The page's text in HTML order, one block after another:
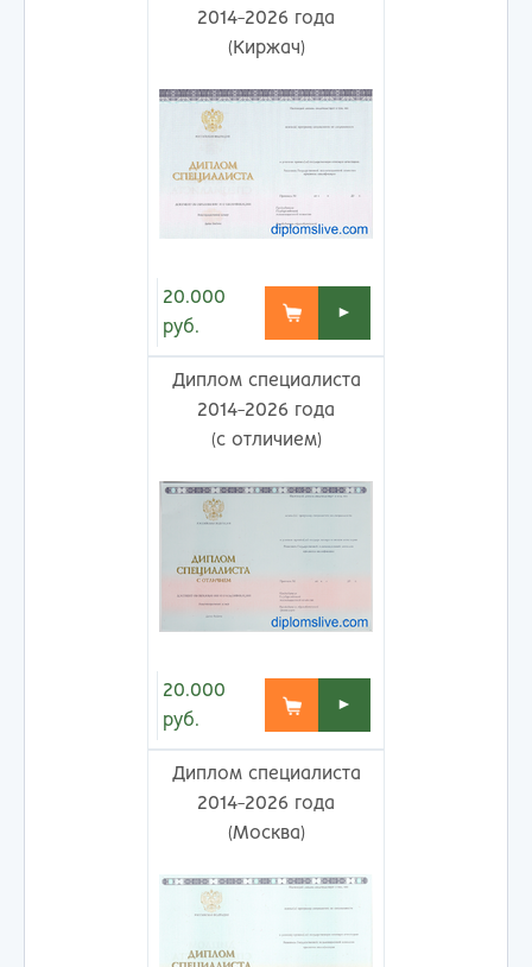
2014-2026 года
(Киржач)
20.000
руб.
►
Диплом специалиста
2014-2026 года
(с отличием)
20.000
руб.
►
Диплом специалиста
2014-2026 года
(Москва)